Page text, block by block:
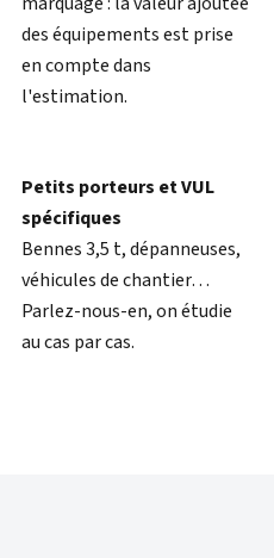
des équipements est prise
en compte dans
l'estimation.
Petits porteurs et VUL
spécifiques
Bennes 3,5 t, dépanneuses,
véhicules de chantier…
Parlez-nous-en, on étudie
au cas par cas.